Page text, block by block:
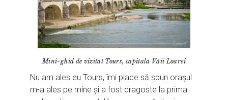
Mini-ghid de vizitat Tours, capitala Văii Loarei
Nu am ales eu Tours, îmi place să spun orașul
m-a ales pe mine și a fost dragoste la prima